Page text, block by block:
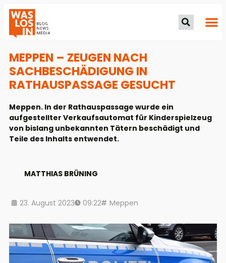
MEPPEN – ZEUGEN NACH
SACHBESCHÄDIGUNG IN
RATHAUSPASSAGE GESUCHT
Meppen. In der Rathauspassage wurde ein
aufgestellter Verkaufsautomat für Kinderspielzeug
von bislang unbekannten Tätern beschädigt und
Teile des Inhalts entwendet.
MATTHIAS BRÜNING
23. August 2023 09:22 Meppen